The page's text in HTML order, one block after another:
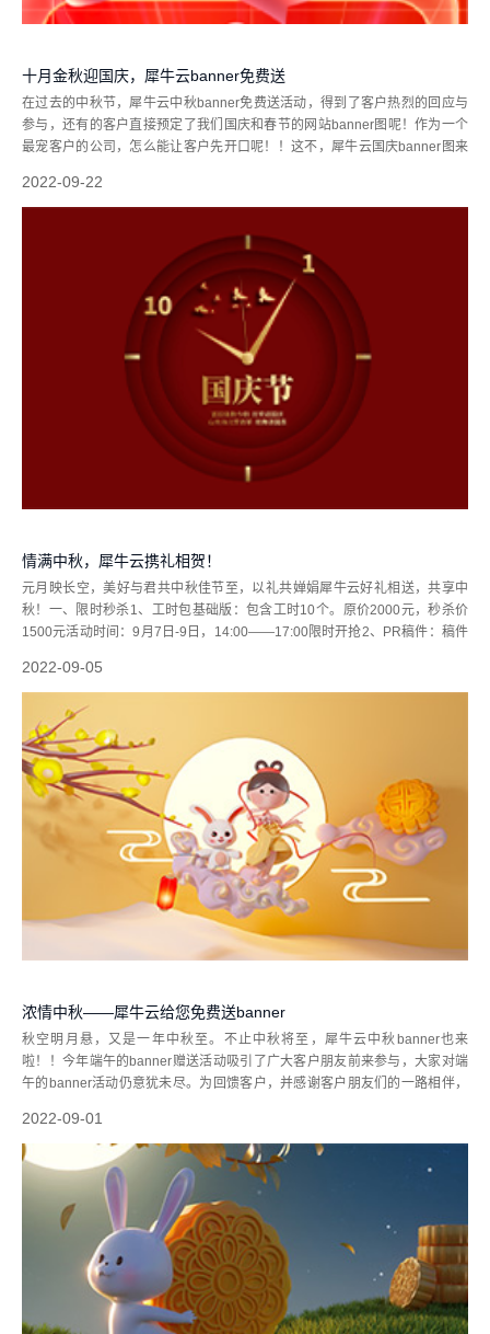
十月金秋迎国庆，犀牛云banner免费送
在过去的中秋节，犀牛云中秋banner免费送活动，得到了客户热烈的回应与
参与，还有的客户直接预定了我们国庆和春节的网站banner图呢！作为一个
最宠客户的公司，怎么能让客户先开口呢！！这不，犀牛云国庆banner图来
领...
2022-09-22
情满中秋，犀牛云携礼相贺！
元月映长空，美好与君共中秋佳节至，以礼共婵娟犀牛云好礼相送，共享中
秋！一、限时秒杀1、工时包基础版：包含工时10个。原价2000元，秒杀价
1500元活动时间：9月7日-9日，14:00——17:00限时开抢2、PR稿件：稿件
12...
2022-09-05
浓情中秋——犀牛云给您免费送banner
秋空明月悬，又是一年中秋至。不止中秋将至，犀牛云中秋banner也来
啦！！今年端午的banner赠送活动吸引了广大客户朋友前来参与，大家对端
午的banner活动仍意犹未尽。为回馈客户，并感谢客户朋友们的一路相伴，
9日，...
2022-09-01